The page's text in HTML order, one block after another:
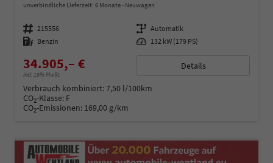
unverbindliche Lieferzeit: 6 Monate Neuwagen
Fahrzeugnummer 215556 Getriebe Automatik
Kraftstoff Benzin Leistung 132 kW (179 PS)
34.905,– €
incl. 19% MwSt.
Details
Verbrauch kombiniert:7,50 l/100km
CO2-Klasse: F
CO2-Emissionen: 169,00 g/km